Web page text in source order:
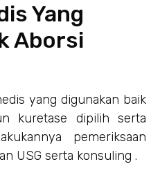
Yang
Aborsi
yang digunakan baik
kuretase dipilih serta
pemeriksaan
USG serta konsuling .